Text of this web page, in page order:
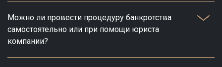
Можно ли провести процедуру банкротства
самостоятельно или при помощи юриста
компании?